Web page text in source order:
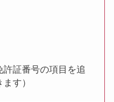
証番号の項目を追
す）